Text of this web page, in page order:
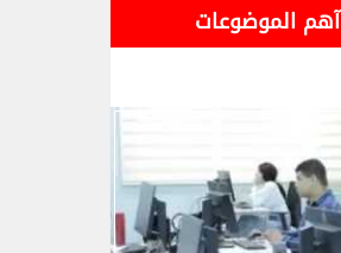
آهم الموضوعات